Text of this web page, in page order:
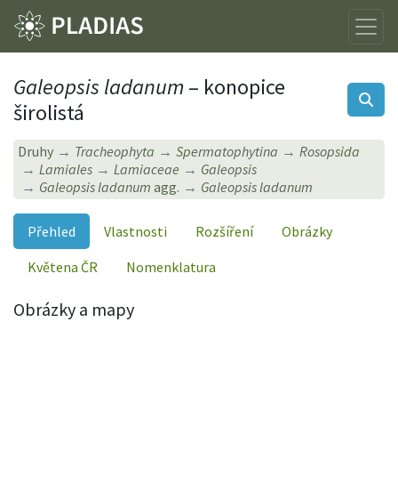
Galeopsis ladanum – konopice
širolistá
Druhy Tracheophyta Spermatophytina
Rosopsida
Lamiales
Lamiaceae
Galeopsis
Galeopsis ladanum agg. Galeopsis ladanum
Přehled Vlastnosti Rozšíření
Obrázky
Květena ČR
Nomenklatura
Obrázky a mapy